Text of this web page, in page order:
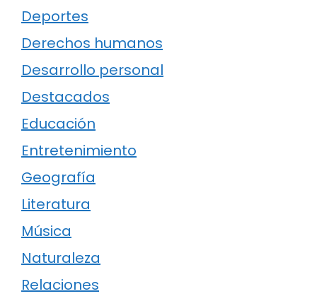
Deportes
Derechos humanos
Desarrollo personal
Destacados
Educación
Entretenimiento
Geografía
Literatura
Música
Naturaleza
Relaciones